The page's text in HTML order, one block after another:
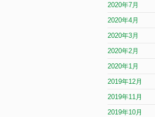
2020年7月
2020年4月
2020年3月
2020年2月
2020年1月
2019年12月
2019年11月
2019年10月